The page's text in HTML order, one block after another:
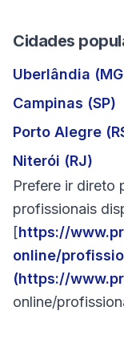
Cidades
Uberlândia
Campinas (SP)
Porto Alegre
Niterói (RJ)
Prefere ir direto
profissionais
[https://
online/
(https://
online/